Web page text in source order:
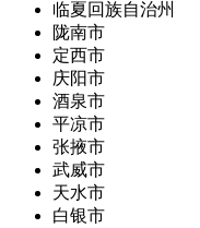
临夏回族自治州
陇南市
定西市
庆阳市
酒泉市
平凉市
张掖市
武威市
天水市
白银市